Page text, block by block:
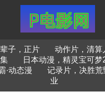
子，正片 动作片，清算
日本动漫，精灵宝可
·动态漫 记录片，决胜
业